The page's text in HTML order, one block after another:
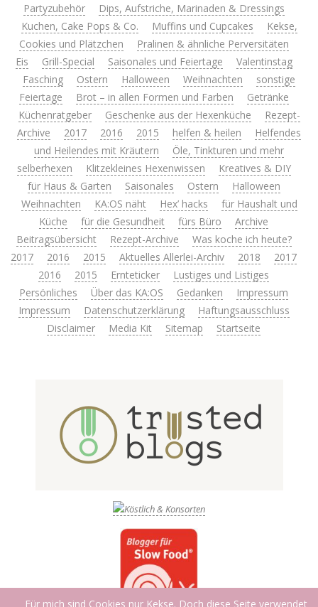
Partyzubehör
Dips, Aufstriche, Marinaden & Dressings
Kuchen, Cake Pops & Co.
Muffins und Cupcakes
Kekse,
Cookies und Plätzchen
Pralinen & ähnliche Perversitäten
Eis
Grill-Special Saisonales und Feiertage
Valentinstag
Fasching
Ostern Halloween Weihnachten
sonstige
Feiertage
Brot – in allen Formen und Farben
Getränke
Küchenratgeber
Geschenke aus der Hexenküche
Rezept-
Archive
2017 2016 2015 helfen & heilen
Helfendes
und Heilendes mit Kräutern
Öle, Tinkturen und mehr
selberhexen
Klitzekleines Hexenwissen
Kreatives & DIY
für Haus & Garten
Saisonales Ostern
Halloween
Weihnachten
KA:OS näht Hex’ hacks
für Haushalt und
Küche
für die Gesundheit fürs Büro
Archive
Beitragsübersicht
Rezept-Archive
Was koche ich heute?
2017
2016 2015 Aktuelles Allerlei-Archiv 2018
2017
2016
2015 Ernteticker
Lustiges und Listiges
Persönliches
Über das KA:OS Gedanken
Impressum
Impressum
Datenschutzerklärung
Haftungsausschluss
Disclaimer
Media Kit Sitemap Startseite
Für mich sind Cookies nur Kekse. Doch diese Seite verwendet